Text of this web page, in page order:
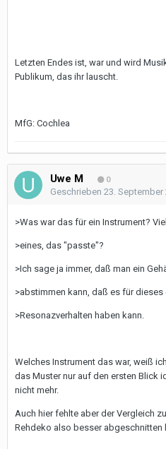
Letzten Endes ist, war und wird
Publikum, das ihr lauscht.
MfG: Cochlea
Uwe M 0
Geschrieben 23. September
>Was war das für ein Instrument?
>eines, das "passte"?
>Ich sage ja immer, daß man ein
>abstimmen kann, daß es für
>Resonazverhalten haben kann.
Welches Instrument das war, weiß
das Muster nur auf den ersten Blick
nicht mehr.
Auch hier fehlte aber der Vergleich
Rehdeko also besser abgeschnitten